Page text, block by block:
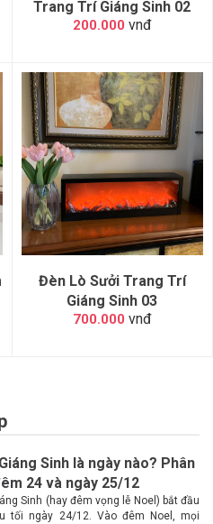
Trang Trí Giáng Sinh 02
200.000 vnđ
Đèn Lò Sưởi Trang Trí
Giáng Sinh 03
700.000 vnđ
Sinh là ngày nào? Phân
24 và ngày 25/12
Sinh (hay đêm vọng lễ Noel) bắt đầu
tối ngày 24/12. Vào đêm Noel, mọi